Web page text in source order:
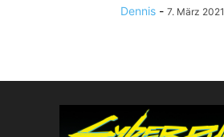
Dennis - 7. März 2021